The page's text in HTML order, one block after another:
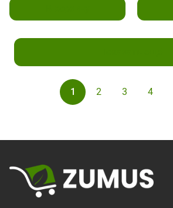
1 2 3 4